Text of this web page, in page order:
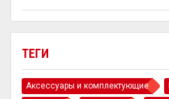
ТЕГИ
Аксессуары и комплектующие